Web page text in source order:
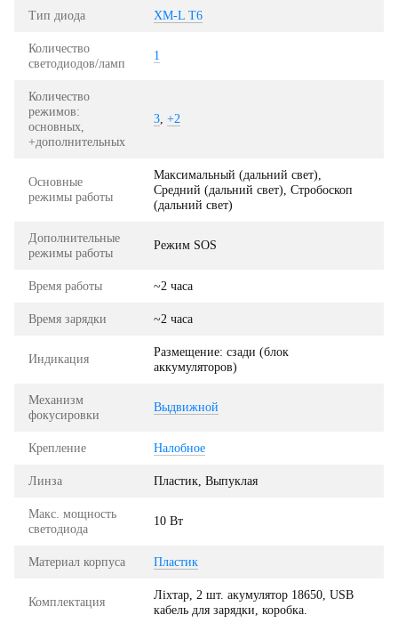
Тип диода XM-L T6
Количество
светодиодов/ламп
1
Количество
режимов:
основных,
+дополнительных
3 +2
Основные
режимы работы
Максимальный (дальний свет),
Средний (дальний свет), Стробоскоп
(дальний свет)
Дополнительные
режимы работы
Режим SOS
Время работы ~2 часа
Время зарядки ~2 часа
Индикация
Размещение: сзади (блок
аккумуляторов)
Механизм
фокусировки
Выдвижной
Крепление Налобное
Линза Пластик, Выпуклая
Макс. мощность
светодиода
10 Вт
Материал корпуса Пластик
Комплектация
Ліхтар, 2 шт. акумулятор 18650, USB
кабель для зарядки, коробка.